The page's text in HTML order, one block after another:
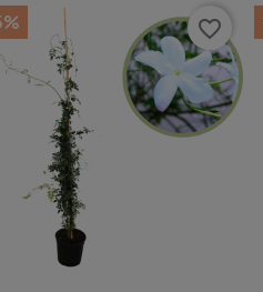
favorite_border